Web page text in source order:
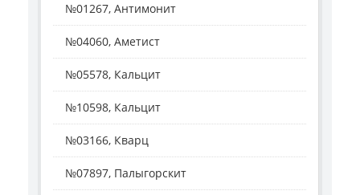
№01267, Антимонит
№04060, Аметист
№05578, Кальцит
№10598, Кальцит
№03166, Кварц
№07897, Палыгорскит